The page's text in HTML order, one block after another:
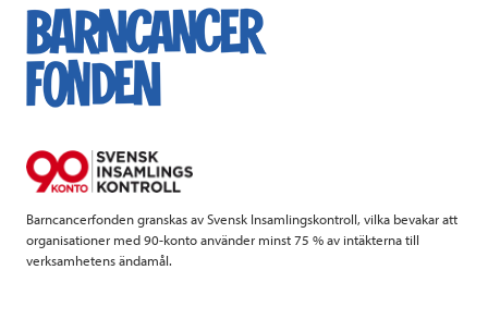
e
b
k
t
t
k
e
Barncancerfonden granskas av Svensk Insamlingskontroll, vilka bevakar att
organisationer med 90-konto använder minst 75 % av intäkterna till
verksamhetens ändamål.